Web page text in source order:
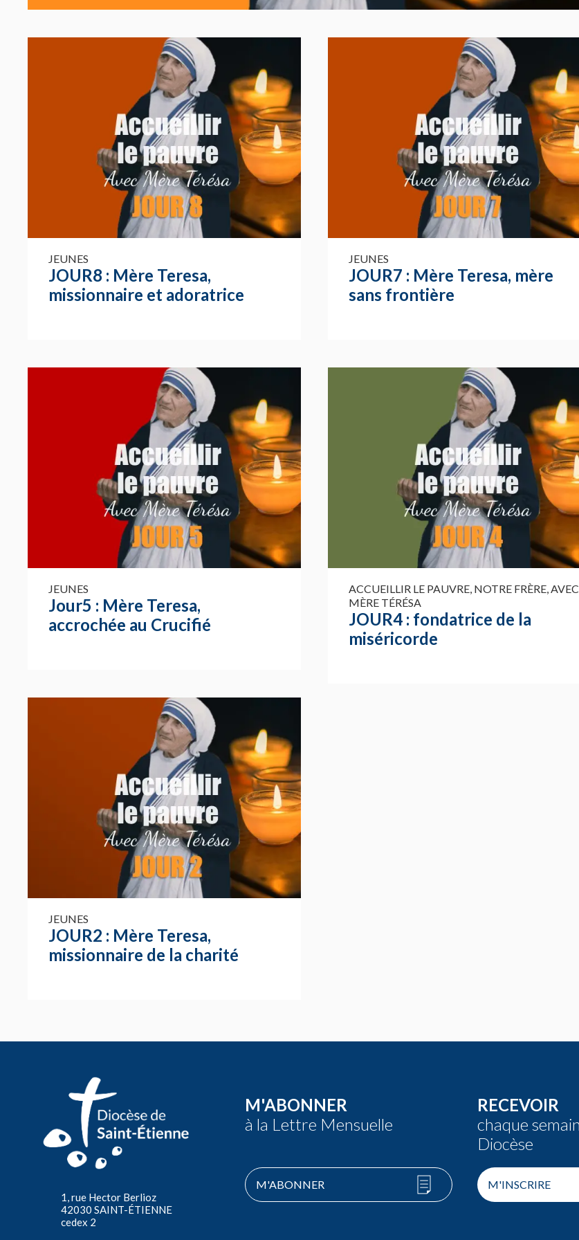
JEUNES
JOUR8 : Mère Teresa,
missionnaire et adoratrice
JEUNES
JOUR7 : Mère Teresa, mère
sans frontière
JEUNES
Jour5 : Mère Teresa,
accrochée au Crucifié
ACCUEILLIR LE PAUVRE, NOTRE FRÈRE, AVEC
MÈRE TÉRÉSA
JOUR4 : fondatrice de la
miséricorde
JEUNES
JOUR2 : Mère Teresa,
missionnaire de la charité
1, rue Hector Berlioz
42030 SAINT-ÉTIENNE
cedex 2
M'ABONNER
à la Lettre Mensuelle
M'ABONNER
RECEVOIR
chaque
Diocèse
M'INSCRIRE